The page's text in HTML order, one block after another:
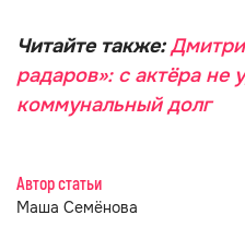
Читайте также:
радаров»: с актёра не
коммунальный долг
Автор статьи
Маша Семёнова